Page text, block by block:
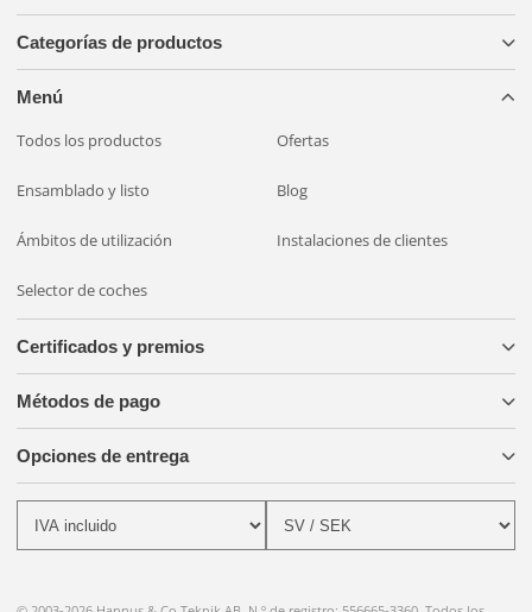
Categorías de productos
Menú
Todos los productos Ofertas
Ensamblado y listo Blog
Ámbitos de utilización Instalaciones de clientes
Selector de coches
Certificados y premios
Métodos de pago
Opciones de entrega